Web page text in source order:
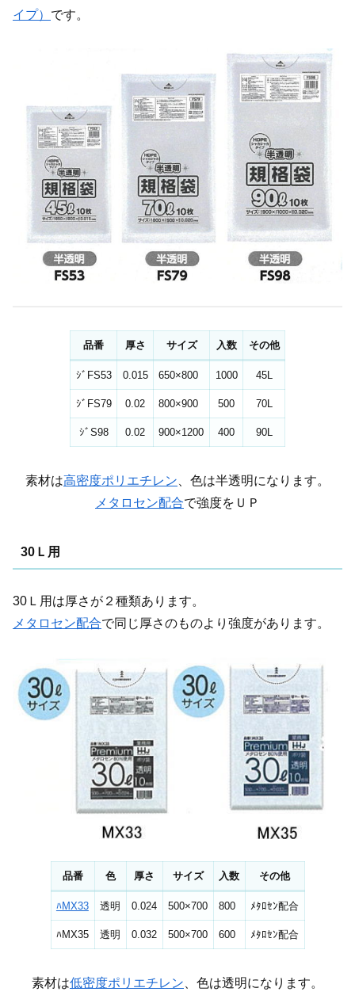
イプ） です。
品番 厚さ サイズ 入数 その他
ｼﾞFS53 0.015 650×800 1000 45L
ｼﾞFS79 0.02 800×900 500 70L
ｼﾞS98 0.02 900×1200 400 90L
素材は高密度ポリエチレン 、色は半透明になります。
メタロセン配合で強度をＵＰ
30Ｌ用
30Ｌ用は厚さが２種類あります。
メタロセン配合で同じ厚さのものより強度があります。
品番 色 厚さ サイズ 入数 その他
ﾊMX33 透明 0.024 500×700 800 ﾒﾀﾛｾﾝ配合
ﾊMX35 透明 0.032 500×700 600 ﾒﾀﾛｾﾝ配合
素材は低密度ポリエチレン 、色は透明になります。